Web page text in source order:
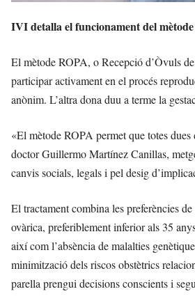
IVI detalla el funcionament del
El mètode ROPA, o Recepció d’Òvuls
participar activament en el procés
anònim. L’altra dona duu a terme la
«El mètode ROPA permet que totes
doctor Guillermo Martínez Canillas,
canvis socials, legals i pel desig
El tractament combina les preferències
ovàrica, preferiblement inferior als 35
així com l’absència de malalties
minimització dels riscos obstètrics
parella prengui decisions conscients i